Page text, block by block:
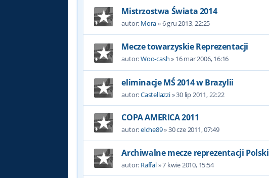
Mistrzostwa Świata 2014
autor: Mora»6 gru 2013, 22:25
Mecze towarzyskie Reprezentacji
autor:Woo-cash» 16 mar 2006, 16:16
eliminacje MŚ 2014 w Brazylii
autor:Castellazzi»30 lip 2011, 22:22
COPA AMERICA 2011
autor:elche89»30 cze 2011, 07:49
Archiwalne mecze reprezentacji Polski
autor: Raffal»7 kwie 2010, 15:54